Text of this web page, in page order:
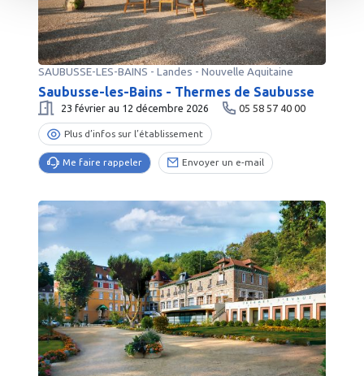
SAUBUSSE-LES-BAINS - Landes - Nouvelle Aquitaine
Saubusse-les-Bains - Thermes de Saubusse
23 février au 12 décembre 2026 05 58 57 40 00
Plus d’infos sur l’établissement
Me faire rappeler Envoyer un e-mail